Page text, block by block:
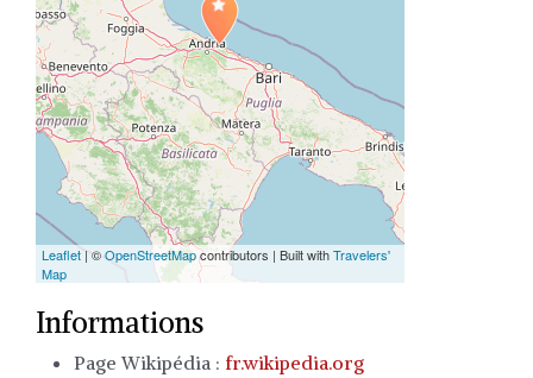
Travelers' Map is loading...
If you see this after your
page is loaded completely,
leafletJS files are missing.
Leaflet | ©OpenStreetMapcontributors | Built withTravelers'
Map
Informations
Page Wikipédia : fr.wikipedia.org